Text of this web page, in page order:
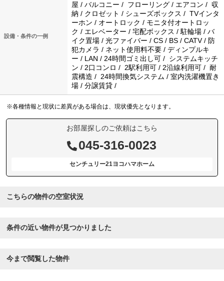
設備・条件の一例
屋 / バルコニー / フローリング / エアコン / 収
納 / クロゼット / シューズボックス / TVインタ
ーホン / オートロック / モニタ付オートロッ
ク / エレベーター / 宅配ボックス / 駐輪場 / バ
イク置場 / 光ファイバー / CS / BS / CATV / 防
犯カメラ / ネット使用料不要 / ディンプルキ
ー / LAN / 24時間ゴミ出し可 / システムキッチ
ン / 2口コンロ / 2駅利用可 / 2沿線利用可 / 耐
震構造 / 24時間換気システム / 室内洗濯機置き
場 / 分譲賃貸 /
※各種情報と現状に差異がある場合は、現状優先となります。
お部屋探しのご依頼はこちら
045-316-0023
センチュリー21ヨコハマホーム
こちらの物件の空室状況
条件の近い物件が見つかりました
今まで閲覧した物件